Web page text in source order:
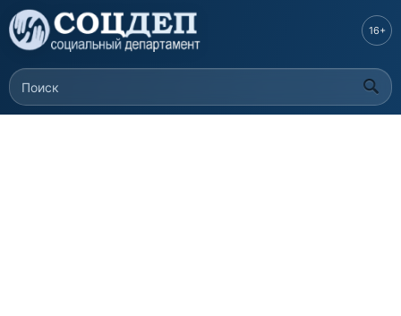
Перейти к
основному
содержанию
Форма поиска
Поиск
16+